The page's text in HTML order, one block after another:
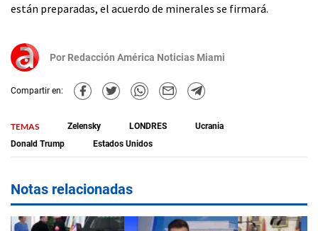
están preparadas, el acuerdo de minerales se firmará.
Por Redacción América Noticias Miami
Compartir en:
TEMAS Zelensky LONDRES
Ucrania
Donald Trump
Estados Unidos
Notas relacionadas